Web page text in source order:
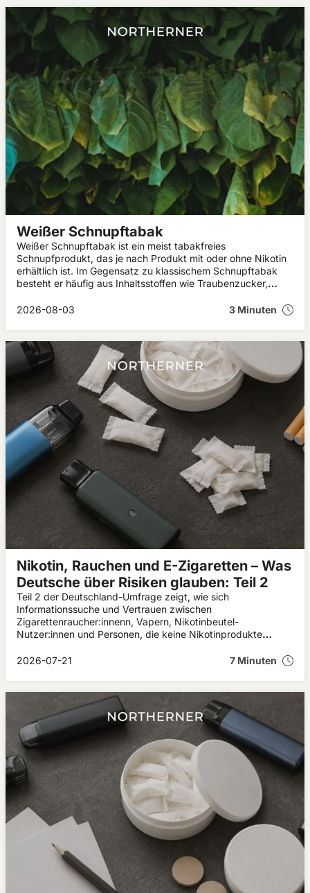
Weißer Schnupftabak
Weißer Schnupftabak ist ein meist tabakfreies
Schnupfprodukt, das je nach Produkt mit oder ohne Nikotin
erhältlich ist. Im Gegensatz zu klassischem Schnupftabak
besteht er häufig aus Inhaltsstoffen wie Traubenzucker,
weißer Schnupftabak ist, welche Wirkung er haben kann und
2026-08-03 3 Minuten
Nikotin, Rauchen und E-Zigaretten – Was
Deutsche über Risiken glauben: Teil 2
Teil 2 der Deutschland-Umfrage zeigt, wie sich
Informationssuche und Vertrauen zwischen
Zigarettenraucher:innenn, Vapern, Nikotinbeutel-
Nutzer:innen und Personen, die keine Nikotinprodukte
2026-07-21
7 Minuten